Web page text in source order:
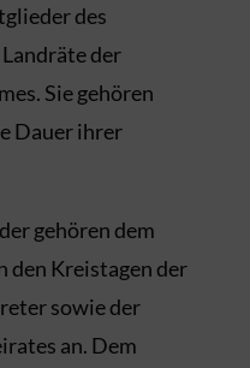
des
der
Sie gehören
Dauer ihrer
gehören dem
den Kreistagen der
sowie der
an. Dem